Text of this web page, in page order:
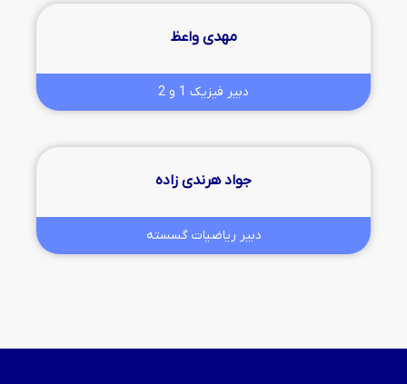
مهدی واعظ
دبیر فیزیک 1 و 2
جواد هرندی زاده
دبیر رياضيات گسسته